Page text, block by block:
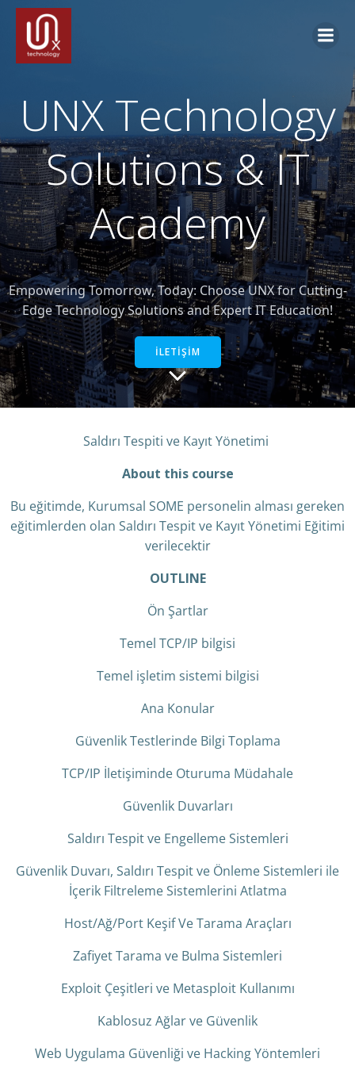
UNX Technology
Solutions & IT
Academy
Empowering Tomorrow, Today: Choose UNX for Cutting-
Edge Technology Solutions and Expert IT Education!
İLETİŞİM
Saldırı Tespiti ve Kayıt Yönetimi
About this course
Bu eğitimde, Kurumsal SOME personelin alması gereken
eğitimlerden olan Saldırı Tespit ve Kayıt Yönetimi Eğitimi
verilecektir
OUTLINE
Ön Şartlar
Temel TCP/IP bilgisi
Temel işletim sistemi bilgisi
Ana Konular
Güvenlik Testlerinde Bilgi Toplama
TCP/IP İletişiminde Oturuma Müdahale
Güvenlik Duvarları
Saldırı Tespit ve Engelleme Sistemleri
Güvenlik Duvarı, Saldırı Tespit ve Önleme Sistemleri ile
İçerik Filtreleme Sistemlerini Atlatma
Host/Ağ/Port Keşif Ve Tarama Araçları
Zafiyet Tarama ve Bulma Sistemleri
Exploit Çeşitleri ve Metasploit Kullanımı
Kablosuz Ağlar ve Güvenlik
Web Uygulama Güvenliği ve Hacking Yöntemleri